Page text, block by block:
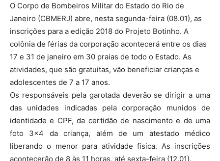
O Corpo de Bombeiros Militar do Estado do Rio de
Janeiro (CBMERJ) abre, nesta segunda-feira (08.01), as
inscrições para a edição 2018 do Projeto Botinho. A
colônia de férias da corporação acontecerá entre os dias
17 e 31 de janeiro em 30 praias de todo o Estado. As
atividades, que são gratuitas, vão beneficiar crianças e
adolescentes de 7 a 17 anos.
Os responsáveis pela garotada deverão se dirigir a uma
das unidades indicadas pela corporação munidos de
identidade e CPF, da certidão de nascimento e de uma
foto 3×4 da criança, além de um atestado médico
liberando o menor para atividade física. As inscrições
acontecerão de 8 às 11 horas, até sexta-feira (12.01).